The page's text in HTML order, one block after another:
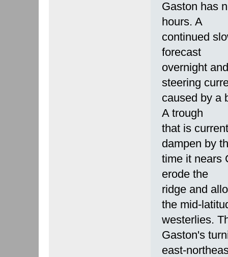
Gaston has
hours. A
continued
forecast
overnight
steering
caused by a
A trough
that is
dampen by
time it nears
erode the
ridge and
the mid-
westerlies.
Gaston's
east-